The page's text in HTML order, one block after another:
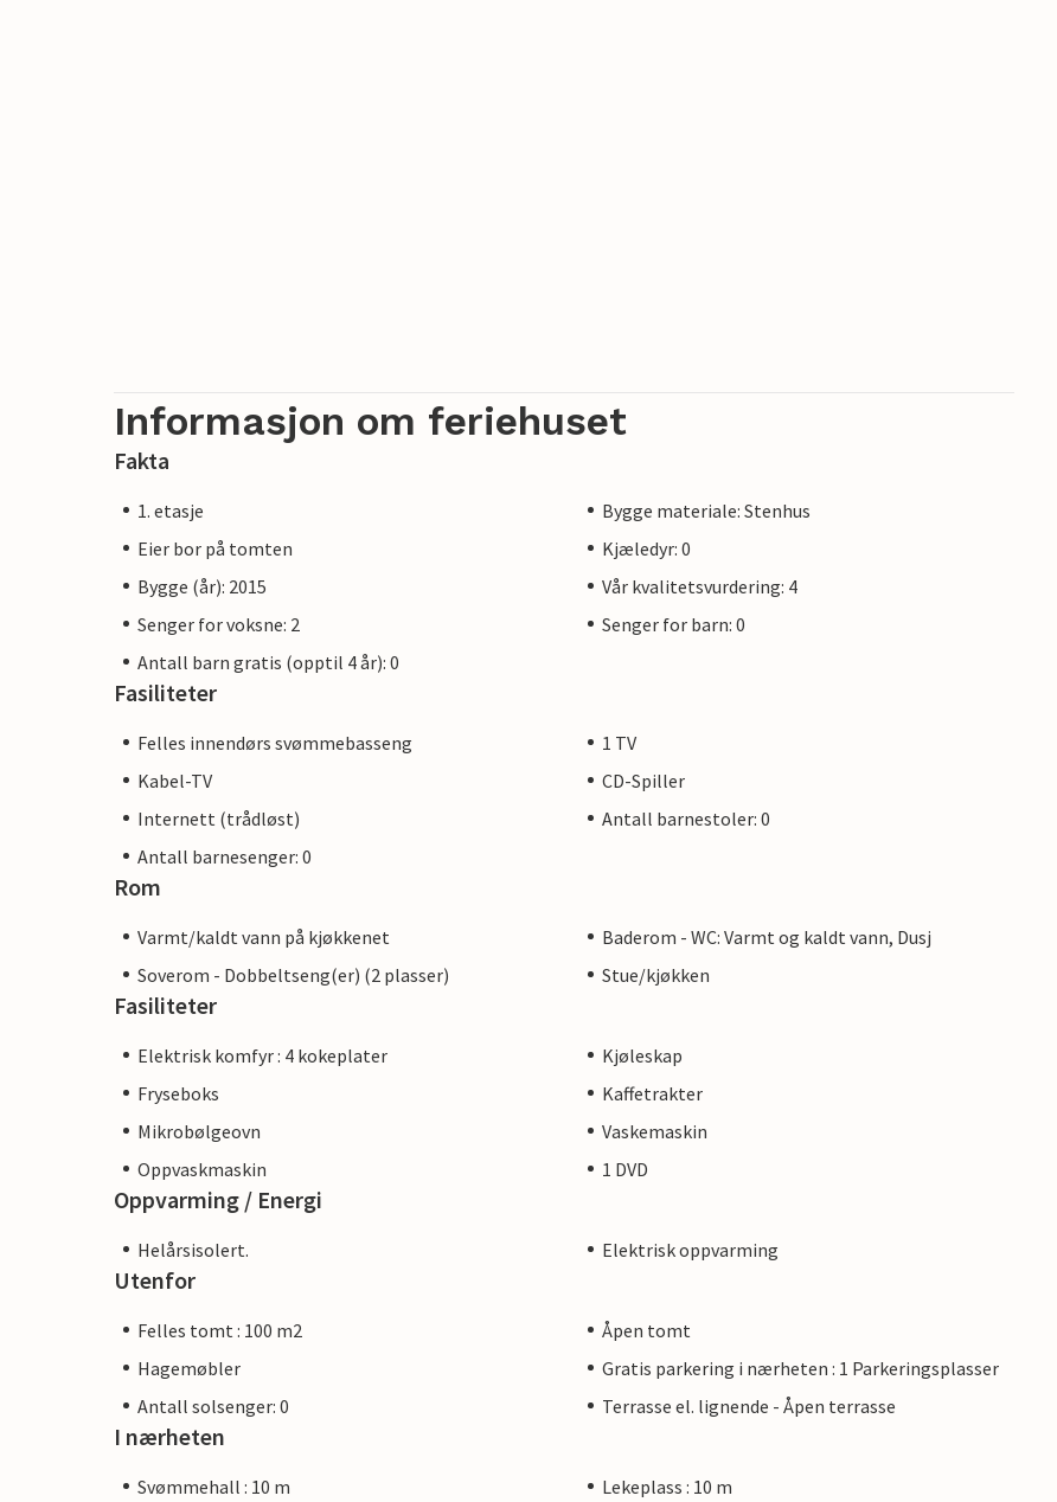
Informasjon om feriehuset
Fakta
1. etasje
Bygge materiale: Stenhus
Eier bor på tomten
Kjæledyr: 0
Bygge (år): 2015
Vår kvalitetsvurdering: 4
Senger for voksne: 2
Senger for barn: 0
Antall barn gratis (opptil 4 år): 0
Fasiliteter
Felles innendørs svømmebasseng
1 TV
Kabel-TV
CD-Spiller
Internett (trådløst)
Antall barnestoler: 0
Antall barnesenger: 0
Rom
Varmt/kaldt vann på kjøkkenet
Baderom - WC: Varmt og kaldt vann, Dusj
Soverom - Dobbeltseng(er) (2 plasser)
Stue/kjøkken
Fasiliteter
Elektrisk komfyr : 4 kokeplater
Kjøleskap
Fryseboks
Kaffetrakter
Mikrobølgeovn
Vaskemaskin
Oppvaskmaskin
1 DVD
Oppvarming / Energi
Helårsisolert. Elektrisk oppvarming
Utenfor
Felles tomt : 100 m2
Åpen tomt
Hagemøbler
Gratis parkering i nærheten : 1 Parkeringsplasser
Antall solsenger: 0
Terrasse el. lignende - Åpen terrasse
I nærheten
Svømmehall : 10 m
Lekeplass : 10 m